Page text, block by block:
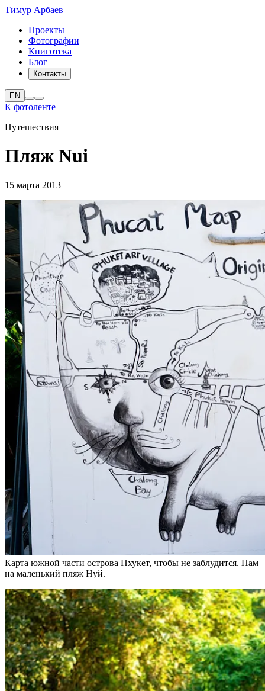
Тимур Арбаев
Проекты
Фотографии
Книготека
Блог
Контакты
EN
К фотоленте
Путешествия
Пляж Nui
15 марта 2013
Карта южной части острова Пхукет, чтобы не заблудится. Нам
на маленький пляж Нуй.